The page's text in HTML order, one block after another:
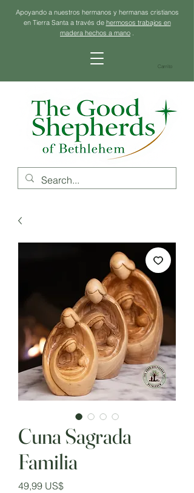
Apoyando a nuestros hermanos y hermanas cristianos
en Tierra Santa a través de hermosos trabajos en
madera hechos a mano .
Carrito
Cuna Sagrada
Familia
49,99 US$Precio